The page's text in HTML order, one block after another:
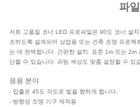
파일 ​
저희 고품질 코너 LED 프로파일은 90도 코너 설
조하도록 설계되어 상업용 또는 건축 조명 프로
는 데 완벽합니다. 간편한 설치. 표준 1m 또는 2m
단할 수 있습니다. 피팅 색상도 맞춤 설정할 수 있
응용 분야
- 압출은 45도 각도로 빛을 향하게 합니다.
- 방향성 조명 기구 제작용